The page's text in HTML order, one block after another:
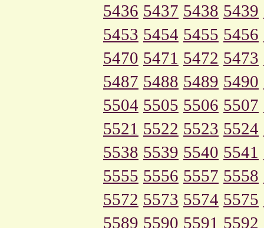
5436 5437 5438 5439
5453 5454 5455 5456
5470 5471 5472 5473
5487 5488 5489 5490
5504 5505 5506 5507
5521 5522 5523 5524
5538 5539 5540 5541
5555 5556 5557 5558
5572 5573 5574 5575
5589 5590 5591 5592